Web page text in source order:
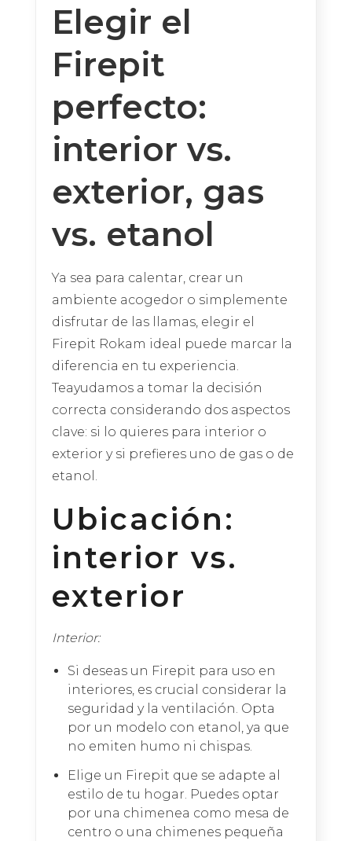
Elegir el
Firepit
perfecto:
interior vs.
exterior, gas
vs. etanol
Ya sea para calentar, crear un
ambiente acogedor o simplemente
disfrutar de las llamas, elegir el
Firepit Rokam ideal puede marcar la
diferencia en tu experiencia.
Teayudamos a tomar la decisión
correcta considerando dos aspectos
clave: si lo quieres para interior o
exterior y si prefieres uno de gas o de
etanol.
Ubicación:
interior vs.
exterior
Interior:
Si deseas un Firepit para uso en
interiores, es crucial considerar la
seguridad y la ventilación. Opta
por un modelo con etanol, ya que
no emiten humo ni chispas.
Elige un Firepit que se adapte al
estilo de tu hogar. Puedes optar
por una chimenea como mesa de
centro o una chimenes pequeña